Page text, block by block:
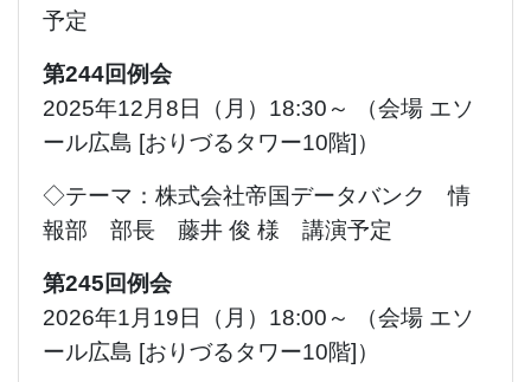
予定
第244回例会
2025年12月8日（月）18:30～ （会場 エソ
ール広島 [おりづるタワー10階]）
◇テーマ：株式会社帝国データバンク 情
報部 部長 藤井 俊 様 講演予定
第245回例会
2026年1月19日（月）18:00～ （会場 エソ
ール広島 [おりづるタワー10階]）